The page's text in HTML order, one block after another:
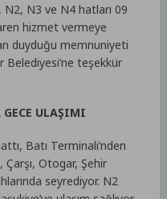
N2, N3 ve N4 hatları 09
hizmet vermeye
duyduğu memnuniyeti
teşekkür
ULAŞIMI
Batı Terminali’nden
Çarşı, Otogar, Şehir
seyrediyor. N2